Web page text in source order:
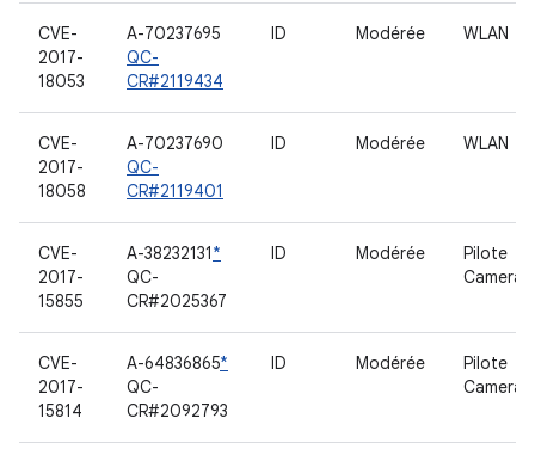
CVE-
2017-
18053
A-70237695
QC-
CR#2119434
ID Modérée WLAN
CVE-
2017-
18058
A-70237690
QC-
CR#2119401
ID Modérée WLAN
CVE-
2017-
15855
A-38232131*
QC-
CR#2025367
ID Modérée
Pilote
CVE-
2017-
15814
A-64836865*
QC-
CR#2092793
ID Modérée
Pilote